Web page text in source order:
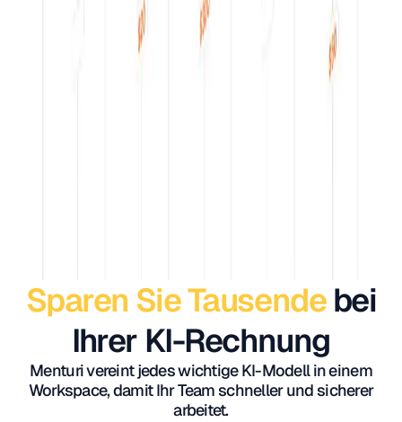
Sparen Sie Tausendebei
Ihrer KI-Rechnung
Menturi vereint jedes wichtige KI-Modell in einem
Workspace, damit Ihr Team schneller und sicherer
arbeitet.